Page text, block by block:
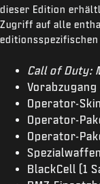
dieser Edition
Zugriff auf alle
Call of Duty:
Operator-
Operator-
Operator-
BlackCell (1